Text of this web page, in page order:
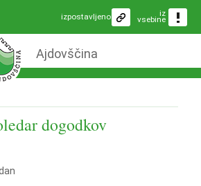
iz
vsebine
izpostavljeno
Ajdovščina
dogodkov